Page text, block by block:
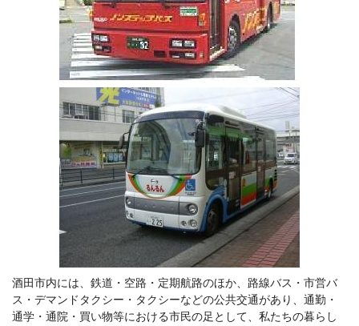
酒田市内には、鉄道・空路・定期航路のほか、路線バス・市営バ
ス・デマンドタクシー・タクシーなどの公共交通があり、通勤・
通学・通院・買い物等における市民の足として、私たちの暮らし